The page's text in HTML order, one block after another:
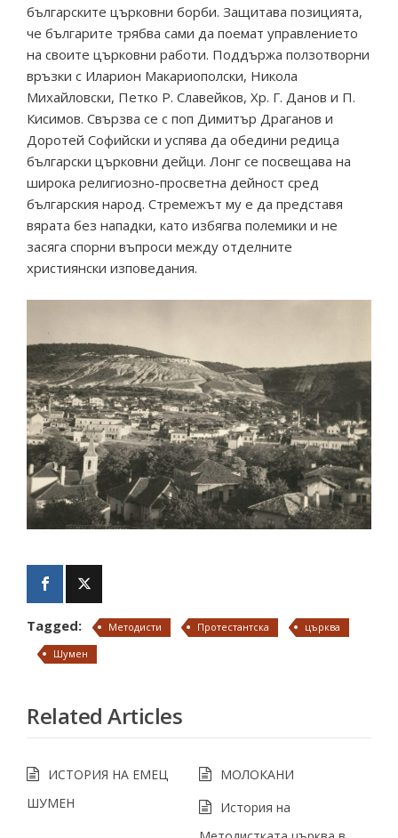
българските църковни борби. Защитава позицията,
че българите трябва сами да поемат управлението
на своите църковни работи. Поддържа ползотворни
връзки с Иларион Макариополски, Никола
Михайловски, Петко Р. Славейков, Хр. Г. Данов и П.
Кисимов. Свързва се с поп Димитър Драганов и
Доротей Софийски и успява да обедини редица
български църковни дейци. Лонг се посвещава на
широка религиозно-просветна дейност сред
българския народ. Стремежът му е да представя
вярата без нападки, като избягва полемики и не
засяга спорни въпроси между отделните
християнски изповедания.
Tagged: Методисти Протестантска
църква
Шумен
Related Articles
ИСТОРИЯ НА ЕМЕЦ
ШУМЕН
МОЛОКАНИ
История на